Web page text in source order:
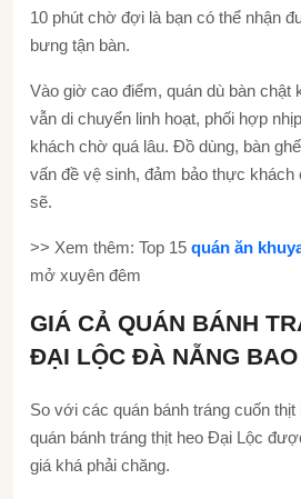
10 phút chờ đợi là bạn có thể nhận
bưng tận bàn.
Vào giờ cao điểm, quán dù bàn chật
vẫn di chuyển linh hoạt, phối hợp
khách chờ quá lâu. Đồ dùng, bàn
vấn đề vệ sinh, đảm bảo thực khách
sẽ.
>> Xem thêm: Top 15 quán ăn
mở xuyên đêm
GIÁ CẢ QUÁN BÁNH
ĐẠI LỘC ĐÀ NẴNG BAO
So với các quán bánh tráng cuốn thịt
quán bánh tráng thịt heo Đại Lộc
giá khá phải chăng.